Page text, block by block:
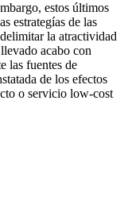
estos últimos
estrategías de las
la atractividad
acabo con
las fuentes de
de los efectos
o servicio low-cost